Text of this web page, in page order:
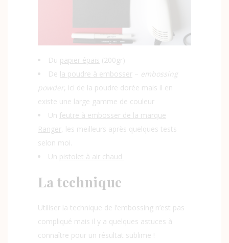
Du papier épais (200gr)
De la poudre à embosser – embossing
powder, ici de la poudre dorée mais il en
existe une large gamme de couleur
Un feutre à embosser de la marque
Ranger, les meilleurs après quelques tests
selon moi.
Un pistolet à air chaud
La technique
Utiliser la technique de l’embossing n’est pas
compliqué mais il y a quelques astuces à
connaître pour un résultat sublime !